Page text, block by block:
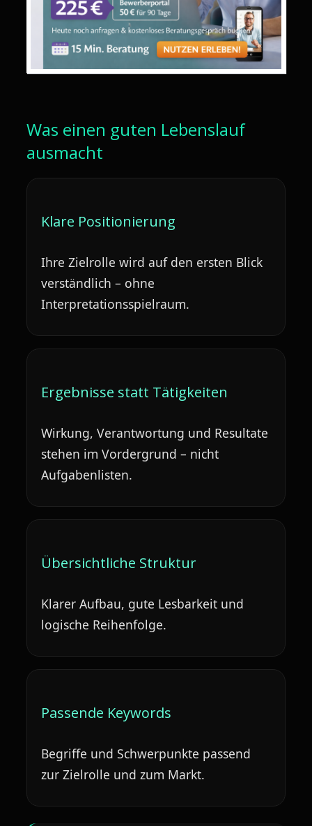
Was einen guten Lebenslauf
ausmacht
Klare Positionierung
Ihre Zielrolle wird auf den ersten Blick
verständlich – ohne
Interpretationsspielraum.
Ergebnisse statt Tätigkeiten
Wirkung, Verantwortung und Resultate
stehen im Vordergrund – nicht
Aufgabenlisten.
Übersichtliche Struktur
Klarer Aufbau, gute Lesbarkeit und
logische Reihenfolge.
Passende Keywords
Begriffe und Schwerpunkte passend
zur Zielrolle und zum Markt.